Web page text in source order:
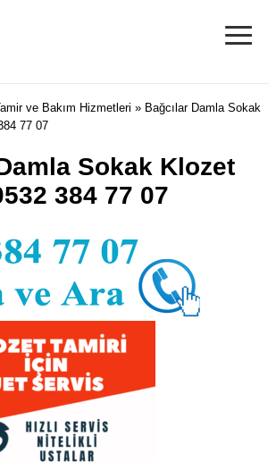
≡
ve Bakım Hizmetleri » Bağcılar Damla Sokak
77 07
Sokak Klozet
384 77 07